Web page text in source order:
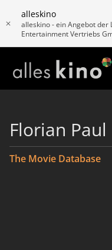
alleskino
alleskino - ein Angebot der
Entertainment Vertriebs
Florian Paul
The Movie Database